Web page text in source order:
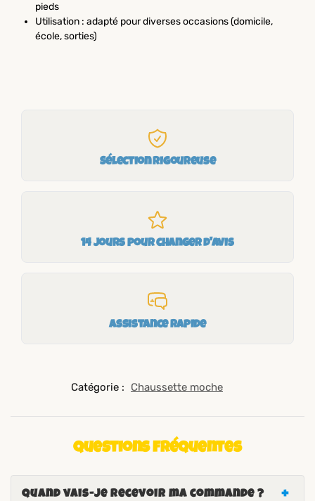
pieds
Utilisation : adapté pour diverses occasions (domicile,
école, sorties)
Sélection rigoureuse
14 jours pour changer d'avis
Assistance rapide
Catégorie : Chaussette moche
Questions fréquentes
Quand vais-je recevoir ma commande ?